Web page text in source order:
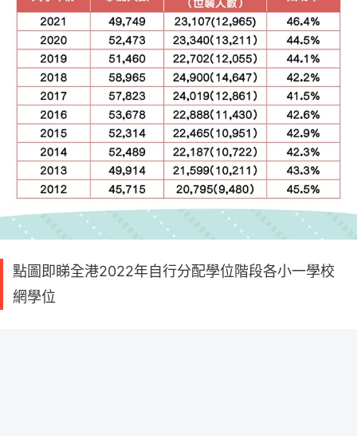
點圖即睇全港2022年自行分配學位階段各小一學校
網學位